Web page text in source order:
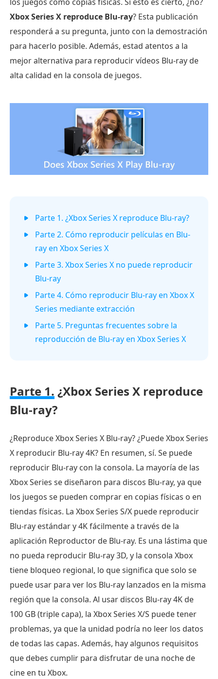
Xbox Series X reproduce Blu-ray? Esta publicación
responderá a su pregunta, junto con la demostración
para hacerlo posible. Además, estad atentos a la
mejor alternativa para reproducir vídeos Blu-ray de
alta calidad en la consola de juegos.
Parte 1. ¿Xbox Series X reproduce Blu-ray?
Parte 2. Cómo reproducir películas en Blu-
ray en Xbox Series X
Parte 3. Xbox Series X no puede reproducir
Blu-ray
Parte 4. Cómo reproducir Blu-ray en Xbox X
Series mediante extracción
Parte 5. Preguntas frecuentes sobre la
reproducción de Blu-ray en Xbox Series X
Parte 1. ¿Xbox Series X reproduce
Blu-ray?
¿Reproduce Xbox Series X Blu-ray? ¿Puede Xbox Series
X reproducir Blu-ray 4K? En resumen, sí. Se puede
reproducir Blu-ray con la consola. La mayoría de las
Xbox Series se diseñaron para discos Blu-ray, ya que
los juegos se pueden comprar en copias físicas o en
tiendas físicas. La Xbox Series S/X puede reproducir
Blu-ray estándar y 4K fácilmente a través de la
aplicación Reproductor de Blu-ray. Es una lástima que
no pueda reproducir Blu-ray 3D, y la consola Xbox
tiene bloqueo regional, lo que significa que solo se
puede usar para ver los Blu-ray lanzados en la misma
región que la consola. Al usar discos Blu-ray 4K de
100 GB (triple capa), la Xbox Series X/S puede tener
problemas, ya que la unidad podría no leer los datos
de todas las capas. Además, hay algunos requisitos
que debes cumplir para disfrutar de una noche de
cine en tu Xbox.